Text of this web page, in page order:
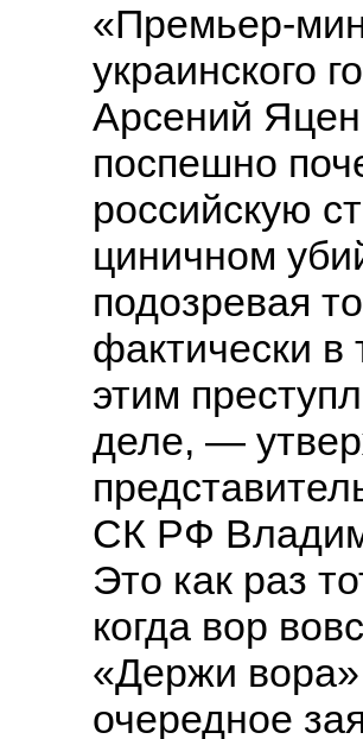
«Премьер-
украинского
Арсений
поспешно
российскую
циничном
подозревая
фактически в
этим
деле, —
СК РФ
Это как раз
когда вор
«Держи
очередное